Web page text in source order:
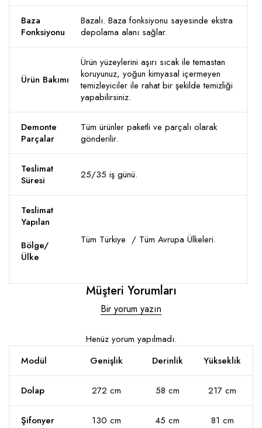
Baza
Fonksiyonu
Bazalı. Baza fonksiyonu sayesinde ekstra
depolama alanı sağlar.
Ürün Bakımı
Ürün yüzeylerini aşırı sıcak ile temastan
koruyunuz, yoğun kimyasal içermeyen
temizleyiciler ile rahat bir şekilde temizliği
yapabilirsiniz.
Demonte
Parçalar
Tüm ürünler paketli ve parçalı olarak
gönderilir.
Teslimat
Süresi
25/35 iş günü.
Teslimat
Yapılan
Bölge/
Ülke
Tüm Türkiye / Tüm Avrupa Ülkeleri.
Müşteri Yorumları
Bir yorum yazın
Henüz yorum yapılmadı.
Modül
Genişlik Derinlik Yükseklik
Dolap 272 cm 58 cm 217 cm
Şifonyer 130 cm 45 cm 81 cm